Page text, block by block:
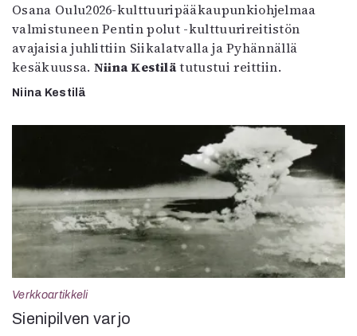
Osana Oulu2026-kulttuuripääkaupunkiohjelmaa
valmistuneen Pentin polut -kulttuurireitistön
avajaisia juhlittiin Siikalatvalla ja Pyhännällä
kesäkuussa. Niina Kestilätutustui reittiin.
Niina Kestilä
Verkkoartikkeli
Sienipilven varjo